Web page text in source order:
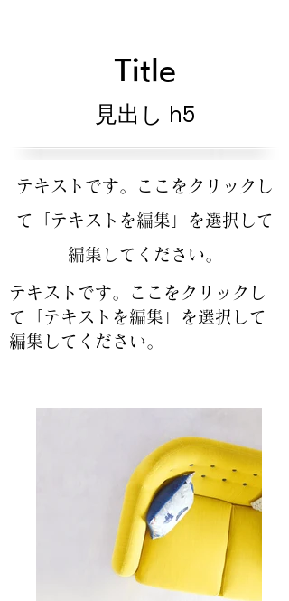
Title
見出し h5
テキストです。ここをクリックし
て「テキストを編集」を選択して
編集してください。
テキストです。ここをクリックし
て「テキストを編集」を選択して
編集してください。